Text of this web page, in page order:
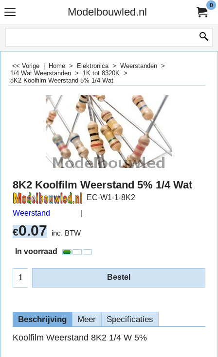
Modelbouwled.nl
0
<< Vorige Home > Elektronica> Weerstanden >
1/4 Wat Weerstanden > 1K tot 8320K >
8K2 Koolfilm Weerstand 5% 1/4 Wat
8K2 Koolfilm Weerstand 5% 1/4 Wat
Weerstand
EC-W1-1-8K2
€0.07 inc. BTW
In voorraad
Bestel
Beschrijving Meer Specificaties
Koolfilm Weerstand 8K2 1/4 W 5%